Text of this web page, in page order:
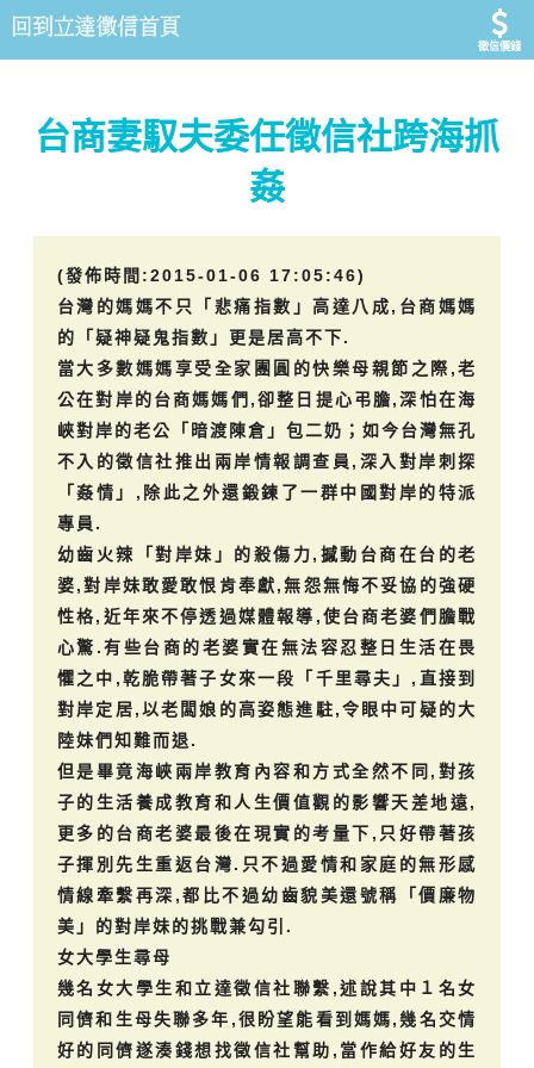
徵信價錢
台商妻馭夫委任徵信社跨海抓
姦
(發佈時間:2015-01-06 17:05:46)
台灣的媽媽不只「悲痛指數」高達八成,台商媽媽
的「疑神疑鬼指數」更是居高不下.
當大多數媽媽享受全家團圓的快樂母親節之際,老
公在對岸的台商媽媽們,卻整日提心弔膽,深怕在海
峽對岸的老公「暗渡陳倉」包二奶；如今台灣無孔
不入的徵信社推出兩岸情報調查員,深入對岸刺探
「姦情」,除此之外還鍛鍊了一群中國對岸的特派
專員.
幼齒火辣「對岸妹」的殺傷力,撼動台商在台的老
婆,對岸妹敢愛敢恨肯奉獻,無怨無悔不妥協的強硬
性格,近年來不停透過媒體報導,使台商老婆們膽戰
心驚.有些台商的老婆實在無法容忍整日生活在畏
懼之中,乾脆帶著子女來一段「千里尋夫」,直接到
對岸定居,以老闆娘的高姿態進駐,令眼中可疑的大
陸妹們知難而退.
但是畢竟海峽兩岸教育內容和方式全然不同,對孩
子的生活養成教育和人生價值觀的影響天差地遠,
更多的台商老婆最後在現實的考量下,只好帶著孩
子揮別先生重返台灣.只不過愛情和家庭的無形感
情線牽繫再深,都比不過幼齒貌美還號稱「價廉物
美」的對岸妹的挑戰兼勾引.
女大學生尋母
幾名女大學生和立達徵信社聯繫,述說其中１名女
同儕和生母失聯多年,很盼望能看到媽媽,幾名交情
好的同儕遂湊錢想找徵信社幫助,當作給好友的生